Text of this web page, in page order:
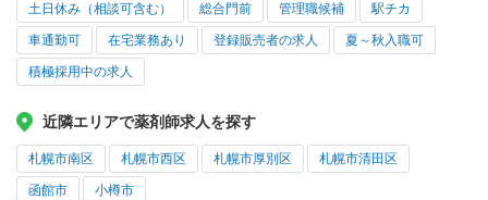
土日休み（相談可含む） 総合門前 管理職候補 駅チカ
車通勤可 在宅業務あり 登録販売者の求人 夏～秋入職可
積極採用中の求人
近隣エリアで薬剤師求人を探す
札幌市南区 札幌市西区 札幌市厚別区 札幌市清田区
函館市 小樽市